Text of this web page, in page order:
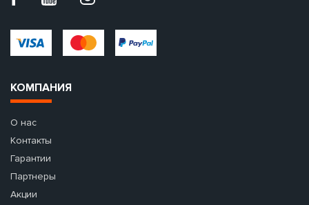
КОМПАНИЯ
О нас
Контакты
Гарантии
Партнеры
Акции